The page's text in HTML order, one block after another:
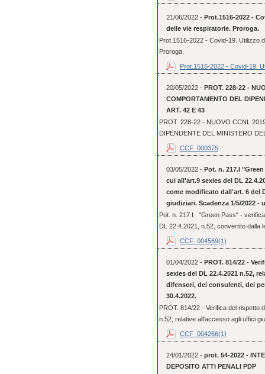
21/06/2022 - Prot.1516-2022 -
delle vie respiratorie. Proroga.
Prot.1516-2022 - Covid-19. Utilizzo
Proroga.
Prot.1516-2022 - Covid-19.
20/05/2022 - PROT. 228-22 -
COMPORTAMENTO DEL
ART. 42 E 43
PROT. 228-22 - NUOVO CCNL
DIPENDENTE DEL MINISTERO
CCF_000375
03/05/2022 - Pot. n. 217.I
cui all'art.9 sexies del DL
come modificato dall'art. 6 del
giudiziari. Scadenza 1/5/2022 -
Pot. n. 217.I "Green Pass" -
DL 22.4.2021, n.52, convertito dalla
CCF_004569(1)
01/04/2022 - PROT. 814/22 -
sexies del DL 22.4.2021 n.52,
difensori, dei consulenti, dei
30.4.2022.
PROT. 814/22 - Verifica del rispetto
n.52, relative all'accesso agli uffici
CCF_004266(1)
24/01/2022 - prot. 54-2022 -
DEPOSITO ATTI PENALI PDP